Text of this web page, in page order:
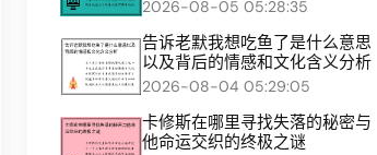
2026-08-05 05:28:35
告诉老默我想吃鱼了是什么意思
以及背后的情感和文化含义分析
2026-08-04 05:29:05
卡修斯在哪里寻找失落的秘密与
他命运交织的终极之谜